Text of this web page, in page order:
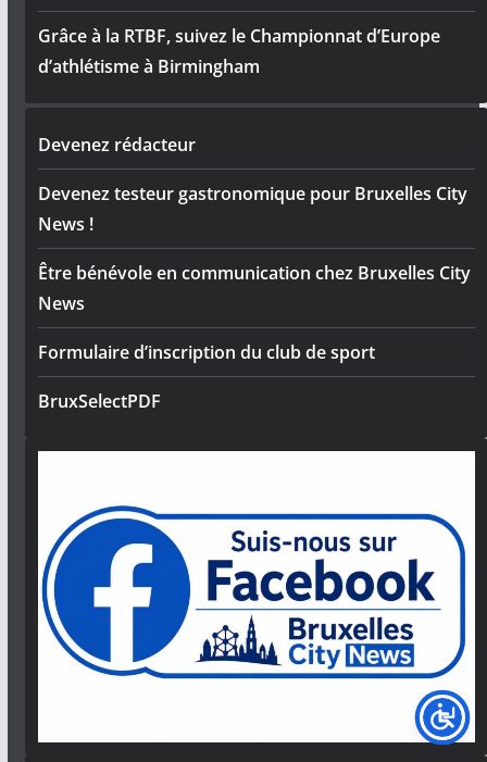
Grâce à la RTBF, suivez le Championnat d’Europe
d’athlétisme à Birmingham
Devenez rédacteur
Devenez testeur gastronomique pour Bruxelles City
News !
Être bénévole en communication chez Bruxelles City
News
Formulaire d’inscription du club de sport
BruxSelectPDF